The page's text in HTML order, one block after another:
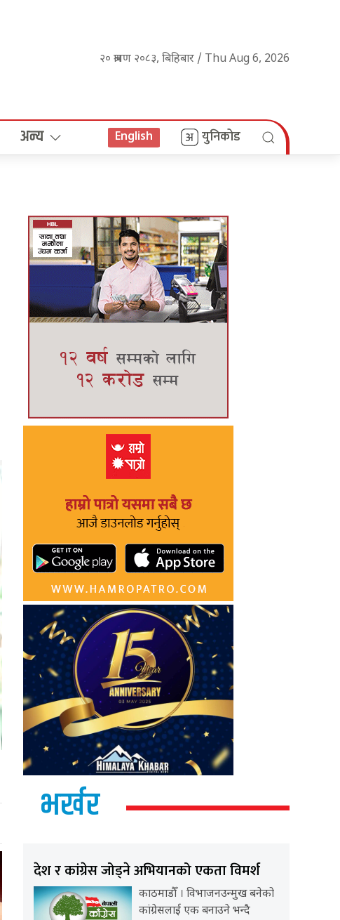
२० श्रावण २०८३, बिहिबार / Thu Aug 6, 2026
अन्य English युनिकोड
भर्खर
देश र कांग्रेस जोड्ने अभियानको एकता विमर्श
काठमाडौँ । विभाजनउन्मुख बनेको
कांग्रेसलाई एक बनाउने भन्दै